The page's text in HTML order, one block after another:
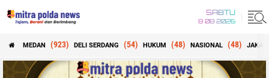
SABTU
8 08 2026
MEDAN (923) DELI SERDANG (54) HUKUM (48) NASIONAL (48)